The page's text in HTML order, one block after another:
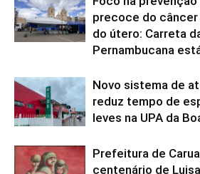
precoce do câncer
do útero: Carreta
Pernambucana
Novo sistema de
reduz tempo de
leves na UPA da
Prefeitura de
centenário de